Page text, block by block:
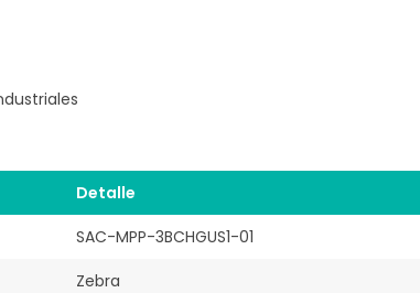
Detalle
SAC-MPP-3BCHGUS1-01
Zebra